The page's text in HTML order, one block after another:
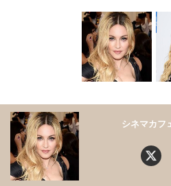
シネマカフ